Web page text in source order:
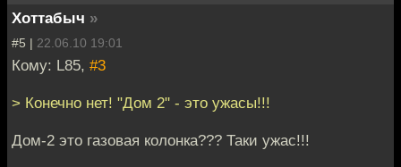
Хоттабыч »
#5 | 22.06.10 19:01
Кому: L85, #3
> Конечно нет! "Дом 2" - это ужасы!!!
Дом-2 это газовая колонка??? Таки ужас!!!